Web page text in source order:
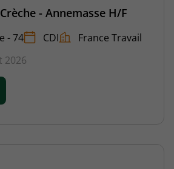
- Annemasse H/F
- 74 CDI
France Travail
2026